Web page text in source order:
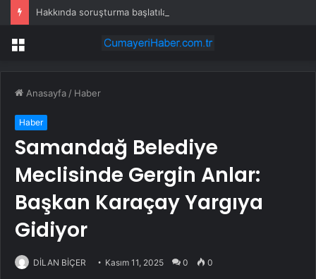
Menü
Anasayfa / Haber
Haber
Samandağ Belediye
Meclisinde Gergin Anlar:
Başkan Karaçay Yargıya
Gidiyor
DİLAN BİÇER Kasım 11, 2025 0 0